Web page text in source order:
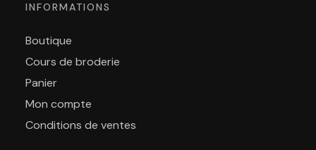
INFORMATIONS
Boutique
Cours de broderie
Panier
Mon compte
Conditions de ventes